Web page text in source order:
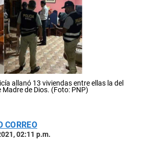
allanó 13 viviendas entre ellas la del
de Dios. (Foto: PNP)
CORREO
02:11 p.m.